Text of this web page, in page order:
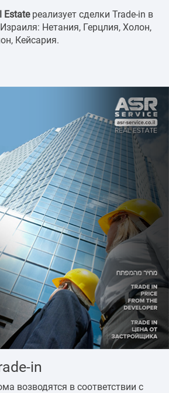
Estateреализует сделки Trade-in в
Нетания, Герцлия, Холон,
Кейсария.
in
возводятся в соответствии с